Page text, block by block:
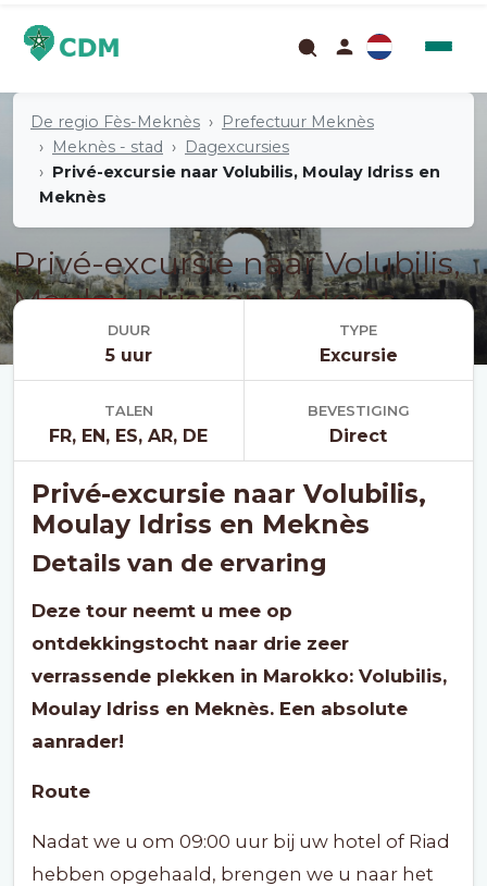
De regio Fès-Meknès
Prefectuur Meknès
Meknès - stad
Dagexcursies
Privé-excursie naar Volubilis, Moulay Idriss en
Meknès
Privé-excursie naar Volubilis,
Moulay Idriss en Meknès
ExcursieDUUR
5 uur
TYPE
Excursie
TALEN
FR, EN, ES, AR, DE
BEVESTIGING
Direct
Privé-excursie naar Volubilis,
Moulay Idriss en Meknès
Details van de ervaring
Deze tour neemt u mee op
ontdekkingstocht naar drie zeer
verrassende plekken in Marokko: Volubilis,
Moulay Idriss en Meknès. Een absolute
aanrader!
Route
Nadat we u om 09:00 uur bij uw hotel of Riad
hebben opgehaald, brengen we u naar het